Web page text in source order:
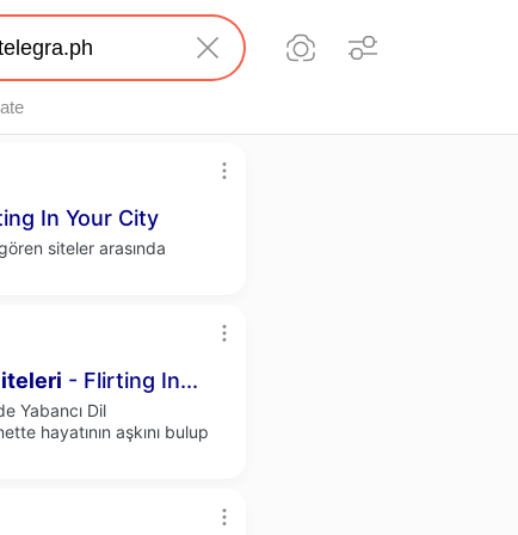
In Your City
siteler arasında
- Flirting In...
Yabancı Dil
hayatının aşkını bulup